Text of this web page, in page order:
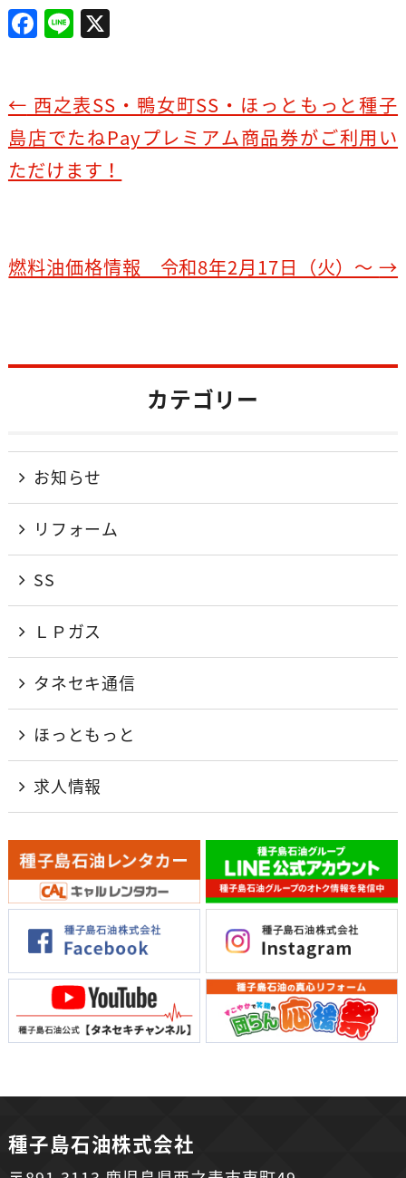
F
a
e
b
o
Li
n
X
← 西之表SS・鴨女町SS・ほっともっと種子
島店でたねPayプレミアム商品券がご利用い
ただけます！
燃料油価格情報 令和8年2月17日（火）～→
カテゴリー
お知らせ
リフォーム
SS
ＬＰガス
タネセキ通信
ほっともっと
求人情報
種子島石油株式会社